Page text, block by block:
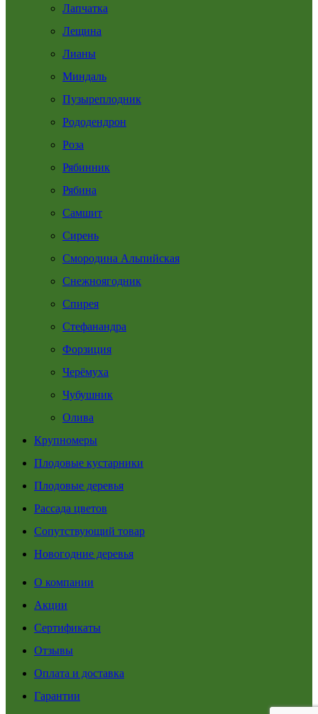
Лапчатка
Лещина
Лианы
Миндаль
Пузыреплодник
Рододендрон
Роза
Рябинник
Рябина
Самшит
Сирень
Смородина Альпийская
Снежноягодник
Спирея
Стефанандра
Форзиция
Черёмуха
Чубушник
Олива
Крупномеры
Плодовые кустарники
Плодовые деревья
Рассада цветов
Сопутствующий товар
Новогодние деревья
О компании
Акции
Сертификаты
Отзывы
Оплата и доставка
Гарантии